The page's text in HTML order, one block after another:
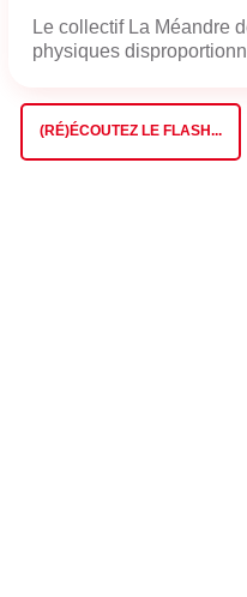
Le collectif La Méandre
physiques
(RÉ)ÉCOUTEZ LE FLASH...